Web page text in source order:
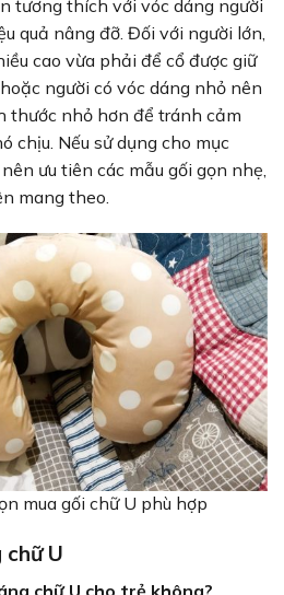
tương thích với vóc dáng người
quả nâng đỡ. Đối với người lớn,
cao vừa phải để cổ được giữ
người có vóc dáng nhỏ nên
thước nhỏ hơn để tránh cảm
chịu. Nếu sử dụng cho mục
ưu tiên các mẫu gối gọn nhẹ,
mang theo.
mua gối chữ U phù hợp
chữ U
chữ U cho trẻ không?